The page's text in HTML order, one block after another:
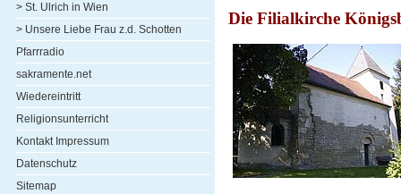
> St. Ulrich in Wien
> Unsere Liebe Frau z.d. Schotten
Pfarrradio
sakramente.net
Wiedereintritt
Religionsunterricht
Kontakt Impressum
Datenschutz
Sitemap
Die Filialkirche